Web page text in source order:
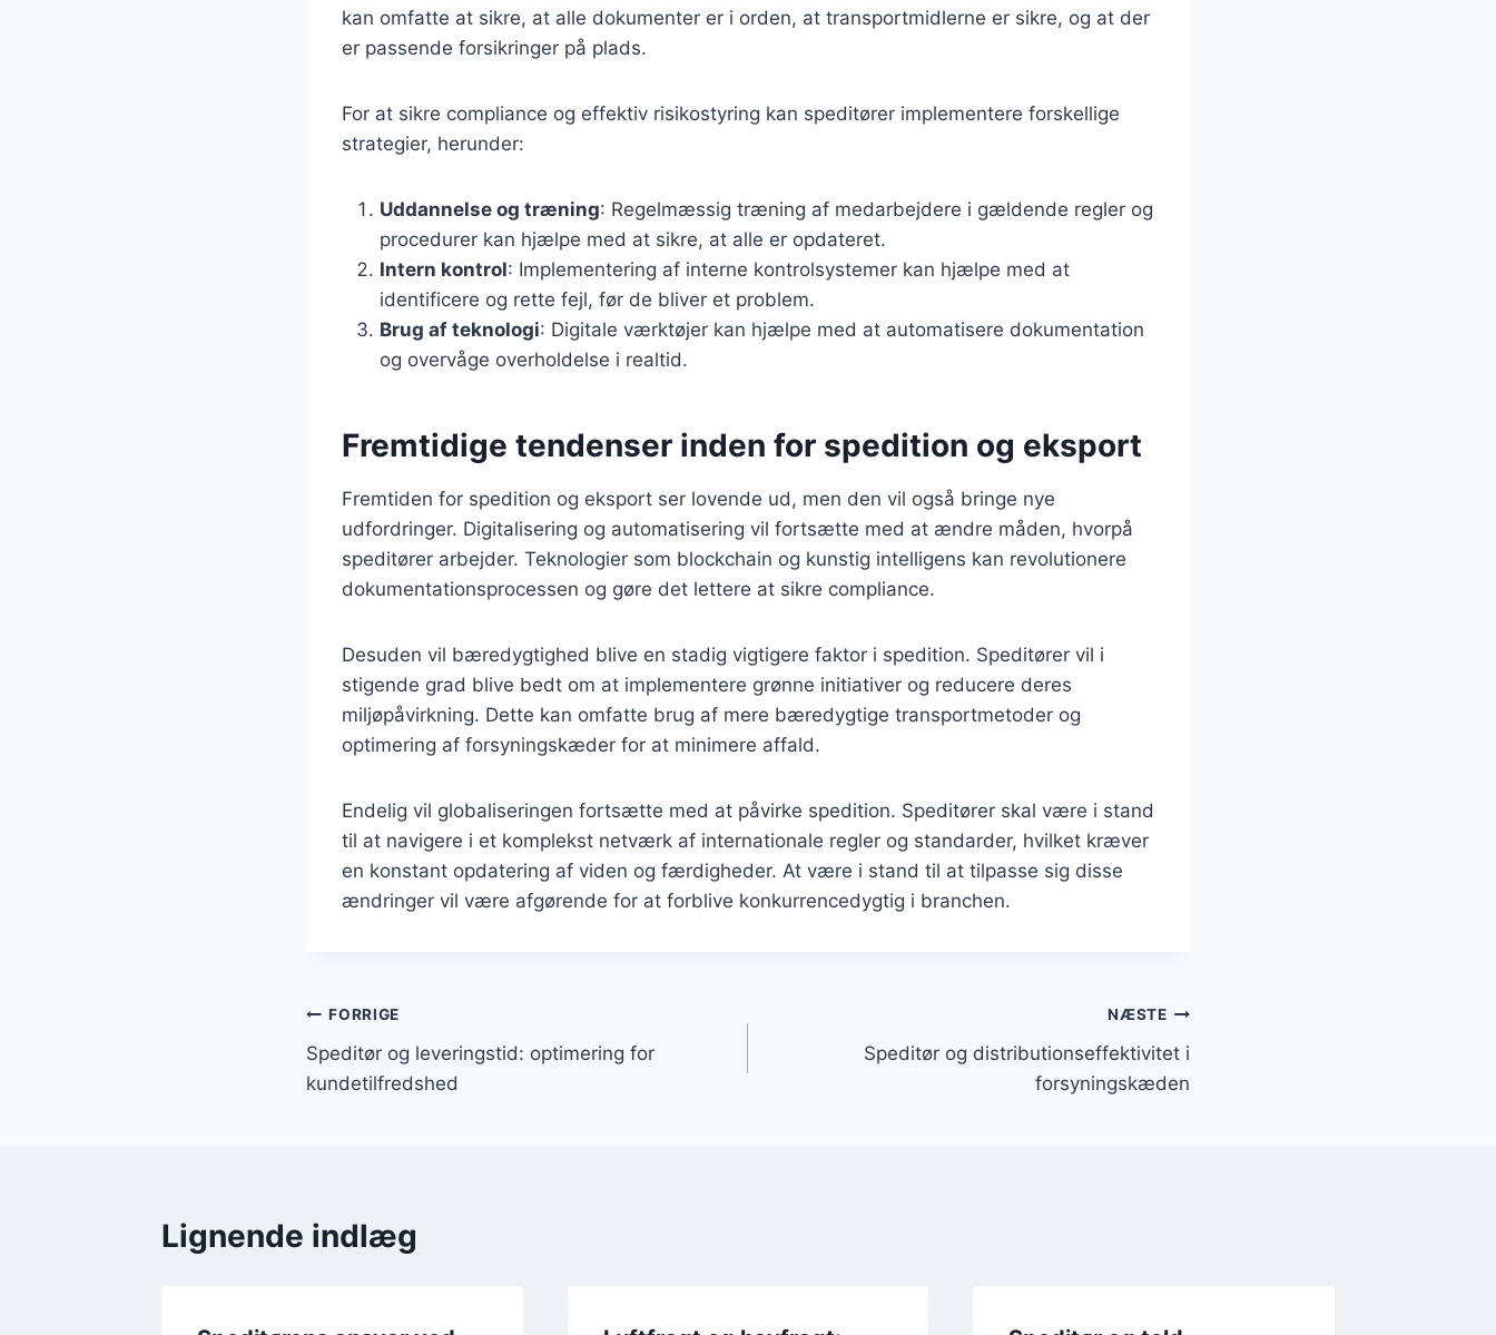
kan omfatte at sikre, at alle dokumenter er i orden, at transportmidlerne er sikre, og at der
er passende forsikringer på plads.
For at sikre compliance og effektiv risikostyring kan speditører implementere forskellige
strategier, herunder:
Uddannelse og træning: Regelmæssig træning af medarbejdere i gældende regler og
procedurer kan hjælpe med at sikre, at alle er opdateret.
Intern kontrol: Implementering af interne kontrolsystemer kan hjælpe med at
identificere og rette fejl, før de bliver et problem.
Brug af teknologi: Digitale værktøjer kan hjælpe med at automatisere dokumentation
og overvåge overholdelse i realtid.
Fremtidige tendenser inden for spedition og eksport
Fremtiden for spedition og eksport ser lovende ud, men den vil også bringe nye
udfordringer. Digitalisering og automatisering vil fortsætte med at ændre måden, hvorpå
speditører arbejder. Teknologier som blockchain og kunstig intelligens kan revolutionere
dokumentationsprocessen og gøre det lettere at sikre compliance.
Desuden vil bæredygtighed blive en stadig vigtigere faktor i spedition. Speditører vil i
stigende grad blive bedt om at implementere grønne initiativer og reducere deres
miljøpåvirkning. Dette kan omfatte brug af mere bæredygtige transportmetoder og
optimering af forsyningskæder for at minimere affald.
Endelig vil globaliseringen fortsætte med at påvirke spedition. Speditører skal være i stand
til at navigere i et komplekst netværk af internationale regler og standarder, hvilket kræver
en konstant opdatering af viden og færdigheder. At være i stand til at tilpasse sig disse
ændringer vil være afgørende for at forblive konkurrencedygtig i branchen.
Indlægsnavigation
FORRIGE
Speditør og leveringstid: optimering for
kundetilfredshed
NÆSTE
Speditør og distributionseffektivitet i
forsyningskæden
Lignende indlæg